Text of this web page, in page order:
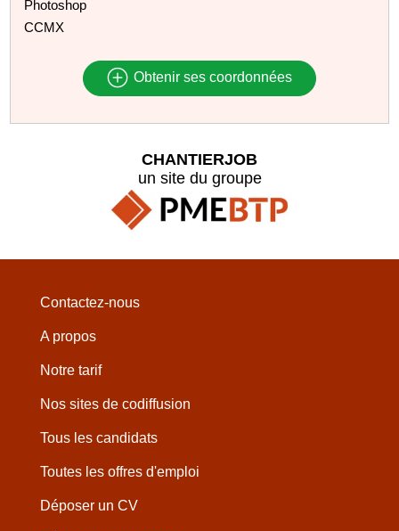
Photoshop
CCMX
Obtenir ses coordonnées
CHANTIERJOB
un site du groupe
Contactez-nous
A propos
Notre tarif
Nos sites de codiffusion
Tous les candidats
Toutes les offres d'emploi
Déposer un CV